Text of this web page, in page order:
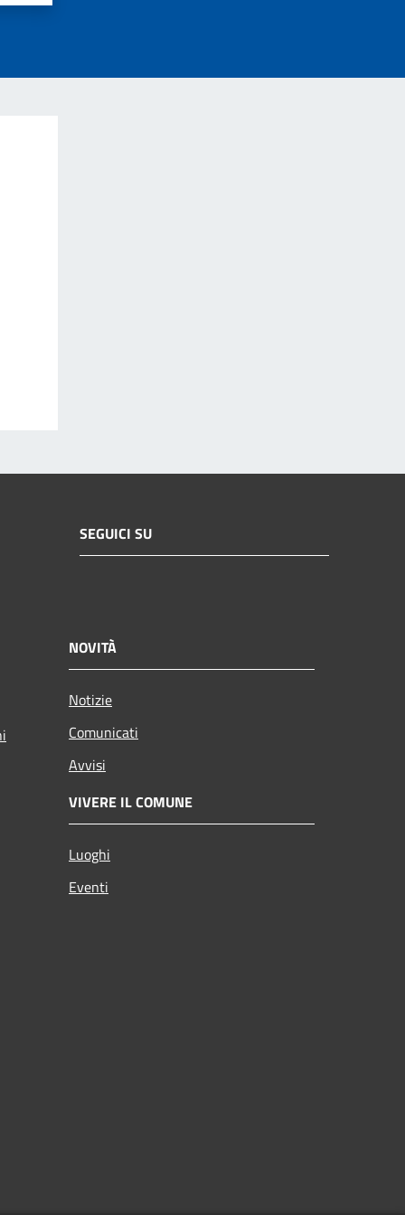
SEGUICI SU
NOVITÀ
Notizie
Comunicati
Avvisi
VIVERE IL COMUNE
Luoghi
Eventi